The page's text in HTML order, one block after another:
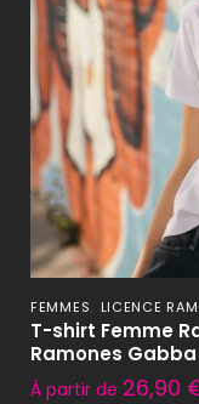
FEMMES, LICENCE
T-shirt Femme
Ramones
À partir de 26,90